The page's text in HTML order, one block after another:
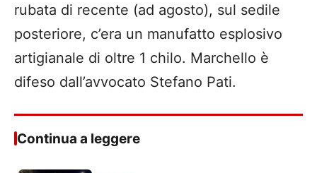
rubata di recente (ad agosto), sul sedile
posteriore, c’era un manufatto esplosivo
artigianale di oltre 1 chilo. Marchello è
difeso dall’avvocato Stefano Pati.
Continua a leggere